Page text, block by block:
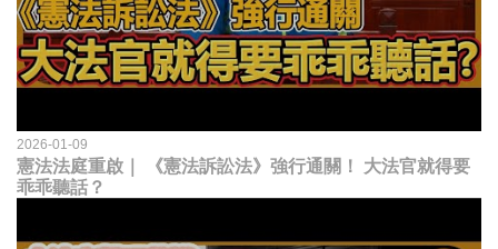
2026-01-09
憲法法庭重啟｜ 《憲法訴訟法》強行通關！ 大法官就得要
乖乖聽話？